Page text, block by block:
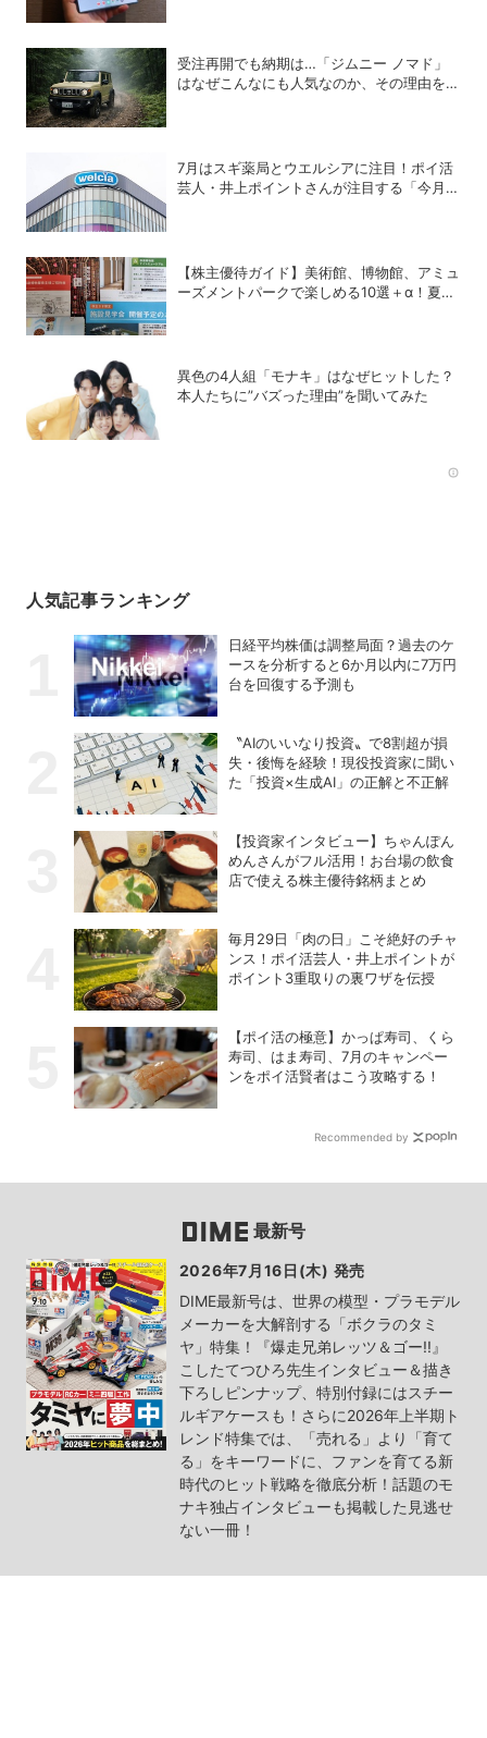
受注再開でも納期は…「ジムニー ノマド」
はなぜこんなにも人気なのか、その理由を徹
7月はスギ薬局とウエルシアに注目！ポイ活
芸人・井上ポイントさんが注目する「今月の
【株主優待ガイド】美術館、博物館、アミュ
ーズメントパークで楽しめる10選＋α！夏休
異色の4人組「モナキ」はなぜヒットした？
本人たちに”バズった理由”を聞いてみた
人気記事ランキング
日経平均株価は調整局面？過去のケ
ースを分析すると6か月以内に7万円
台を回復する予測も
〝AIのいいなり投資〟で8割超が損
失・後悔を経験！現役投資家に聞い
た「投資×生成AI」の正解と不正解
【投資家インタビュー】ちゃんぽん
めんさんがフル活用！お台場の飲食
店で使える株主優待銘柄まとめ
毎月29日「肉の日」こそ絶好のチャ
ンス！ポイ活芸人・井上ポイントが
ポイント3重取りの裏ワザを伝授
【ポイ活の極意】かっぱ寿司、くら
寿司、はま寿司、7月のキャンペー
ンをポイ活賢者はこう攻略する！
Recommended by
最新号
2026年7月16日(木) 発売
DIME最新号は、世界の模型・プラモデル
メーカーを大解剖する「ボクラのタミ
ヤ」特集！『爆走兄弟レッツ＆ゴー!!』
こしたてつひろ先生インタビュー＆描き
下ろしピンナップ、特別付録にはスチー
ルギアケースも！さらに2026年上半期ト
レンド特集では、「売れる」より「育て
る」をキーワードに、ファンを育てる新
時代のヒット戦略を徹底分析！話題のモ
ナキ独占インタビューも掲載した見逃せ
ない一冊！